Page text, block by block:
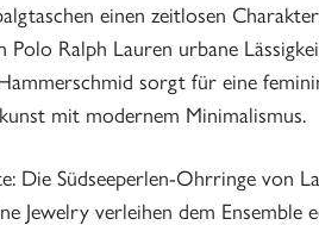
einen zeitlosen
Ralph Lauren urbane
sorgt für eine
mit modernem Minimalismus.
Die Südseeperlen-Ohrringe von La
Jewelry verleihen dem Ensemble